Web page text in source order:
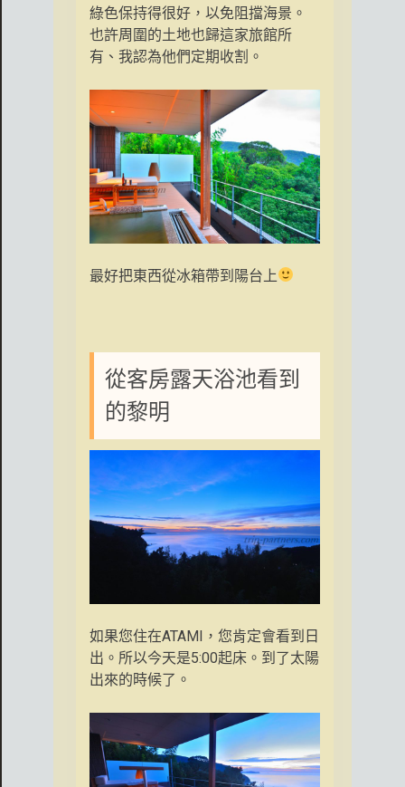
綠色保持得很好，以免阻擋海景。
也許周圍的土地也歸這家旅館所
有、我認為他們定期收割。
最好把東西從冰箱帶到陽台上
從客房露天浴池看到
的黎明
如果您住在ATAMI，您肯定會看到日
出。所以今天是5:00起床。到了太陽
出來的時候了。